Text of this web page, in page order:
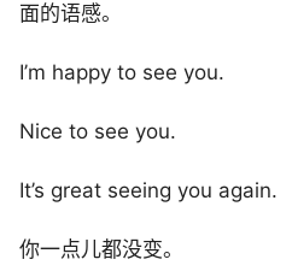
面的语感。
I’m happy to see you.
Nice to see you.
It’s great seeing you again.
你一点儿都没变。